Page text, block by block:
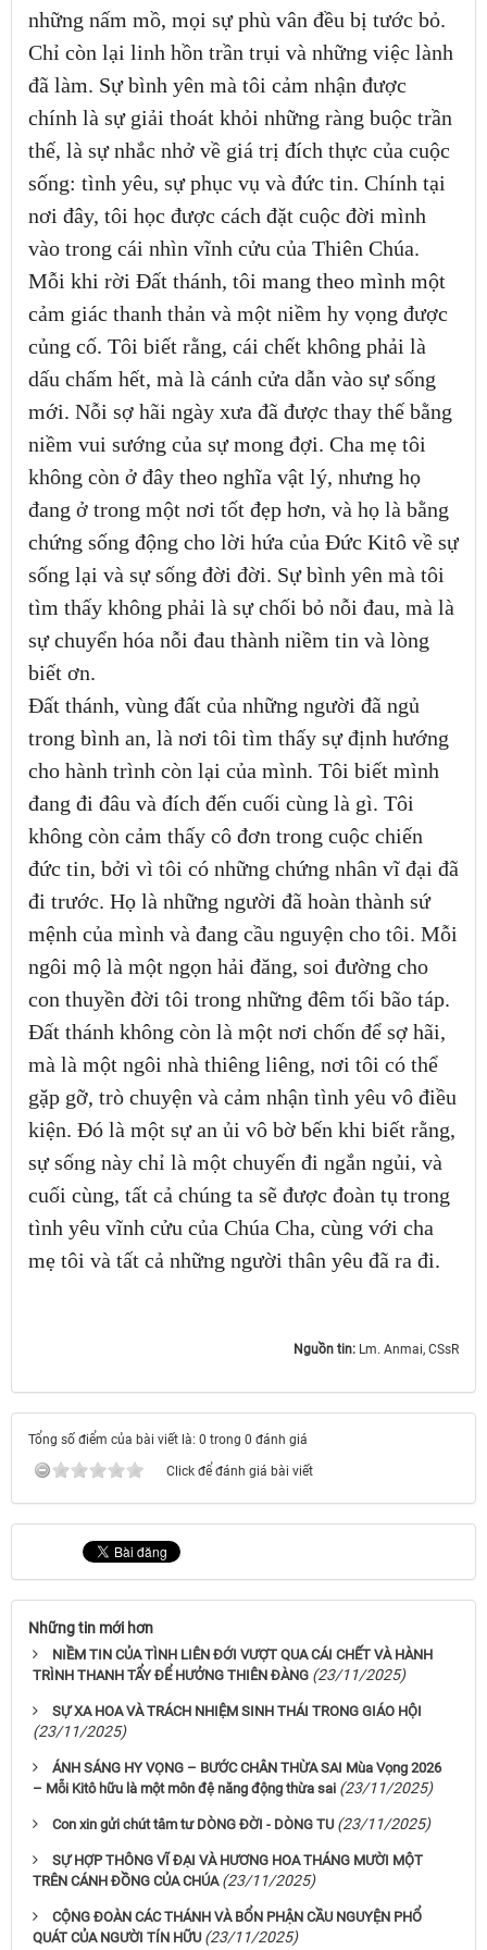
những nấm mồ, mọi sự phù vân đều bị tước bỏ.
Chỉ còn lại linh hồn trần trụi và những việc lành
đã làm. Sự bình yên mà tôi cảm nhận được
chính là sự giải thoát khỏi những ràng buộc trần
thế, là sự nhắc nhở về giá trị đích thực của cuộc
sống: tình yêu, sự phục vụ và đức tin. Chính tại
nơi đây, tôi học được cách đặt cuộc đời mình
vào trong cái nhìn vĩnh cửu của Thiên Chúa.
Mỗi khi rời Đất thánh, tôi mang theo mình một
cảm giác thanh thản và một niềm hy vọng được
củng cố. Tôi biết rằng, cái chết không phải là
dấu chấm hết, mà là cánh cửa dẫn vào sự sống
mới. Nỗi sợ hãi ngày xưa đã được thay thế bằng
niềm vui sướng của sự mong đợi. Cha mẹ tôi
không còn ở đây theo nghĩa vật lý, nhưng họ
đang ở trong một nơi tốt đẹp hơn, và họ là bằng
chứng sống động cho lời hứa của Đức Kitô về sự
sống lại và sự sống đời đời. Sự bình yên mà tôi
tìm thấy không phải là sự chối bỏ nỗi đau, mà là
sự chuyển hóa nỗi đau thành niềm tin và lòng
biết ơn.
Đất thánh, vùng đất của những người đã ngủ
trong bình an, là nơi tôi tìm thấy sự định hướng
cho hành trình còn lại của mình. Tôi biết mình
đang đi đâu và đích đến cuối cùng là gì. Tôi
không còn cảm thấy cô đơn trong cuộc chiến
đức tin, bởi vì tôi có những chứng nhân vĩ đại đã
đi trước. Họ là những người đã hoàn thành sứ
mệnh của mình và đang cầu nguyện cho tôi. Mỗi
ngôi mộ là một ngọn hải đăng, soi đường cho
con thuyền đời tôi trong những đêm tối bão táp.
Đất thánh không còn là một nơi chốn để sợ hãi,
mà là một ngôi nhà thiêng liêng, nơi tôi có thể
gặp gỡ, trò chuyện và cảm nhận tình yêu vô điều
kiện. Đó là một sự an ủi vô bờ bến khi biết rằng,
sự sống này chỉ là một chuyến đi ngắn ngủi, và
cuối cùng, tất cả chúng ta sẽ được đoàn tụ trong
tình yêu vĩnh cửu của Chúa Cha, cùng với cha
mẹ tôi và tất cả những người thân yêu đã ra đi.
Nguồn tin: Lm. Anmai, CSsR
Tổng số điểm của bài viết là: 0 trong 0 đánh giá
Click để đánh giá bài viết
Những tin mới hơn
NIỀM TIN CỦA TÌNH LIÊN ĐỚI VƯỢT QUA CÁI CHẾT VÀ HÀNH
TRÌNH THANH TẨY ĐỂ HƯỞNG THIÊN ĐÀNG (23/11/2025)
SỰ XA HOA VÀ TRÁCH NHIỆM SINH THÁI TRONG GIÁO HỘI
(23/11/2025)
ÁNH SÁNG HY VỌNG – BƯỚC CHÂN THỪA SAI Mùa Vọng 2026
– Mỗi Kitô hữu là một môn đệ năng động thừa sai (23/11/2025)
Con xin gửi chút tâm tư DÒNG ĐỜI - DÒNG TU (23/11/2025)
SỰ HỢP THÔNG VĨ ĐẠI VÀ HƯƠNG HOA THÁNG MƯỜI MỘT
TRÊN CÁNH ĐỒNG CỦA CHÚA (23/11/2025)
CỘNG ĐOÀN CÁC THÁNH VÀ BỔN PHẬN CẦU NGUYỆN PHỔ
QUÁT CỦA NGƯỜI TÍN HỮU (23/11/2025)